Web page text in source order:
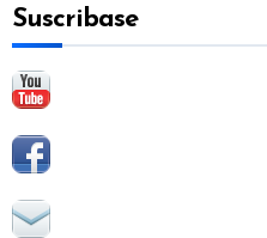
r
:
Suscribase